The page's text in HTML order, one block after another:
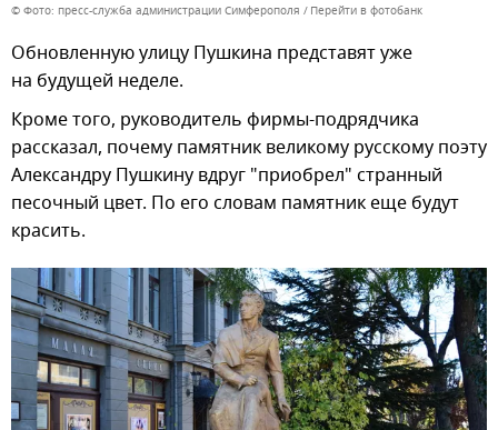
© Фото: пресс-служба администрации Симферополя Перейти в фотобанк
Обновленную улицу Пушкина представят уже
на будущей неделе.
Кроме того, руководитель фирмы-подрядчика
рассказал, почему памятник великому русскому поэту
Александру Пушкину вдруг "приобрел" странный
песочный цвет. По его словам памятник еще будут
красить.